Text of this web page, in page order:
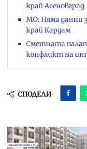
край Асеновград
МО: Няма данни
край Кардам
Сметната
конфликт на
СПОДЕЛИ